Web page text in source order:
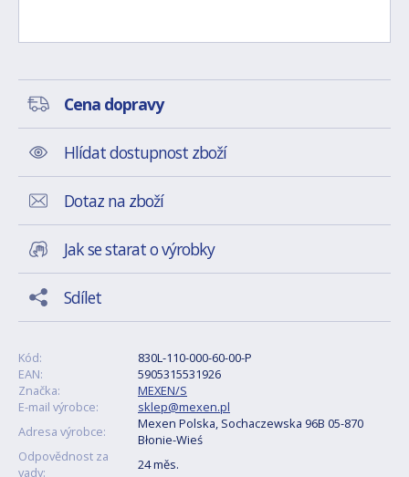
Cena dopravy
Hlídat dostupnost zboží
Dotaz na zboží
Jak se starat o výrobky
Sdílet
Kód:
830L-110-000-60-00-P
EAN:
5905315531926
Značka:
MEXEN/S
E-mail výrobce:
sklep@mexen.pl
Adresa výrobce:
Mexen Polska, Sochaczewska 96B 05-870
Błonie-Wieś
Odpovědnost za
vady:
24 měs.